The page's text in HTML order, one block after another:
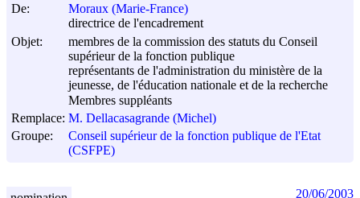
De:
Moraux (Marie-France)
directrice de l'encadrement
Objet:
membres de la commission des statuts du Conseil
supérieur de la fonction publique
représentants de l'administration du ministère de la
jeunesse, de l'éducation nationale et de la recherche
Membres suppléants
Remplace: M. Dellacasagrande (Michel)
Groupe:
Conseil supérieur de la fonction publique de l'Etat
(CSFPE)
20/06/2003